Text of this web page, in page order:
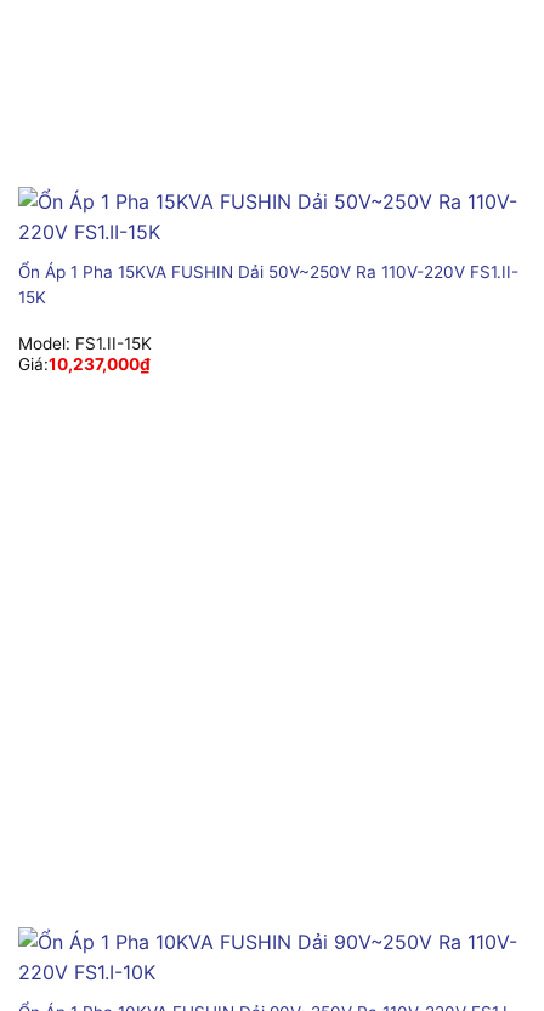
Ổn Áp 1 Pha 15KVA FUSHIN Dải 50V~250V Ra 110V-220V FS1.II-
15K
Model: FS1.II-15K
Giá:10,237,000₫